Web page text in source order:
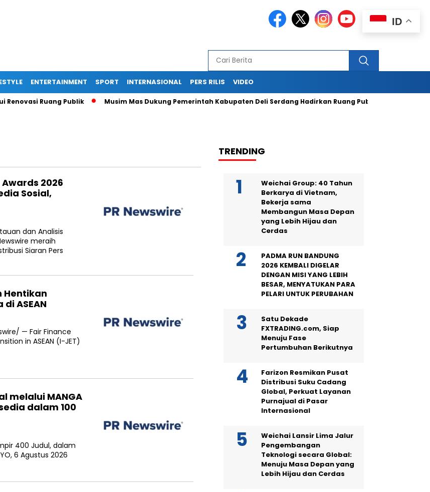
ENTERTAINMENT SPORT INTERNASIONAL PERS RILIS VIDEO
Ruang Publik Musim Mas Dukung Pemerintah Kabupaten Deli Serdang Hadirkan Ruang Publik Bersama melalui
2026
Sosial,
dan Analisis
meraih
Siaran Pers
Hentikan
ASEAN
— Fair Finance
in ASEAN (I-JET)
melalui MANGA
dalam 100
400 Judul, dalam
6 Agustus 2026
TRENDING
Weichai Group: 40 Tahun
Berkarya di Vietnam,
Bekerja sama
Membangun Masa Depan
yang Lebih Hijau dan
Cerdas
PADMA RUN BANDUNG
2026 KEMBALI DIGELAR
DENGAN MISI YANG LEBIH
BESAR, MENYATUKAN PARA
PELARI UNTUK PERUBAHAN
Satu Dekade
FXTRADING.com, Siap
Menuju Fase
Pertumbuhan Berikutnya
Farizon Resmikan Pusat
Distribusi Suku Cadang
Global, Perkuat Layanan
Purnajual di Pasar
Internasional
Weichai Lansir Lima Jalur
Pengembangan
Teknologi secara Global:
Menuju Masa Depan yang
Lebih Hijau dan Cerdas
ID